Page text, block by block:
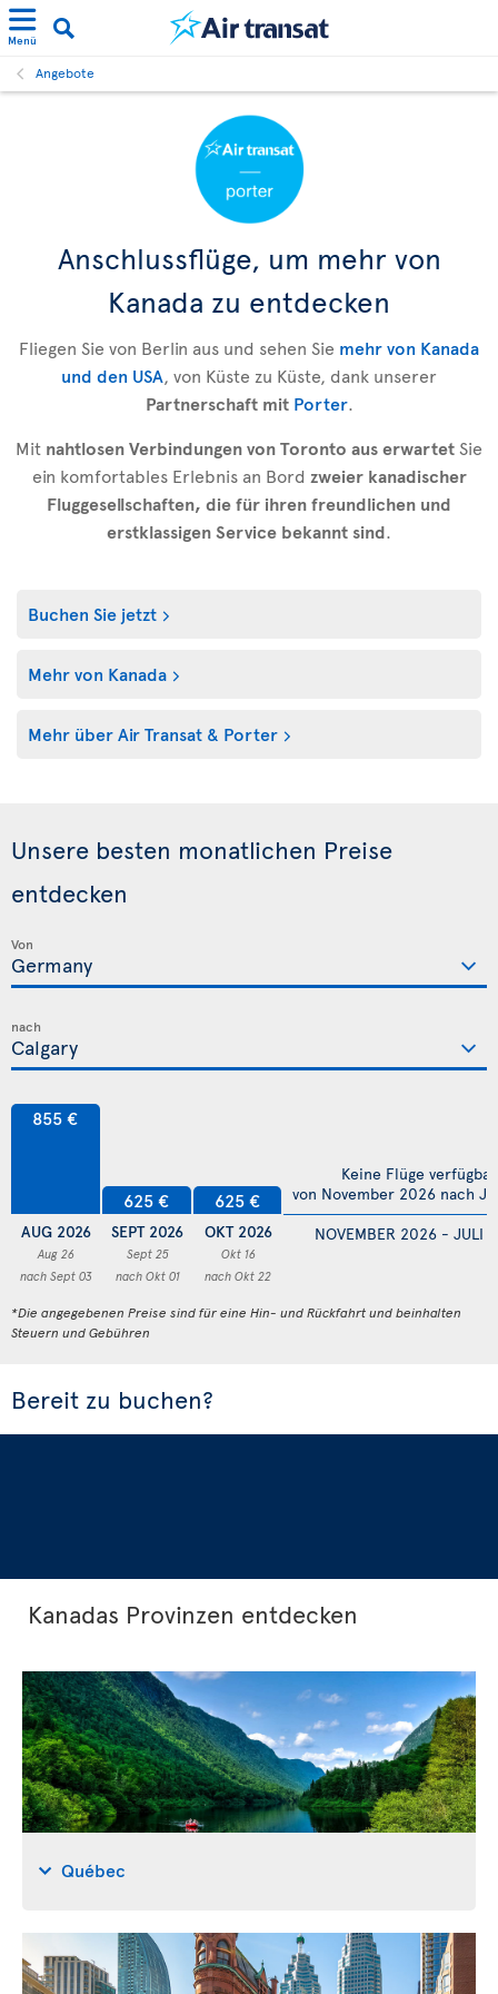
Menü
Angebote
Anschlussflüge, um mehr von
Kanada zu entdecken
Fliegen Sie von Berlin aus und sehen Sie mehr von Kanada
und den USA, von Küste zu Küste, dank unserer
Partnerschaft mit Porter.
Mit nahtlosen Verbindungen von Toronto aus erwartetSie
ein komfortables Erlebnis an Bord zweier kanadischer
Fluggesellschaften, die für ihren freundlichen und
erstklassigen Service bekannt sind.
Buchen Sie jetzt
Mehr von Kanada
Mehr über Air Transat & Porter
Unsere besten monatlichen Preise
entdecken
Von
nach
855 €
AUG 2026
Aug 26
nach Sept 03
625 €
SEPT 2026
Sept 25
nach Okt 01
625 €
OKT 2026
Okt 16
nach Okt 22
NOVEMBER 2026 - JULI
Keine Flüge verfügbar
von November 2026 nach
*Die angegebenen Preise sind für eine Hin- und Rückfahrt und beinhalten
Steuern und Gebühren
Bereit zu buchen?
Kanadas Provinzen entdecken
Québec